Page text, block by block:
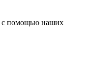
с помощью наших